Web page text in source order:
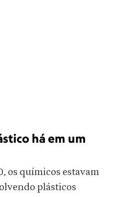
há em um
os químicos estavam
plásticos